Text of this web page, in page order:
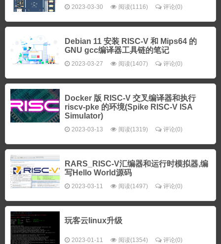
2023-03-30 阅读(1116) 评论(0)
Debian 11 安装 RISC-V 和 Mips64 的
GNU gcc编译器工具链的笔记
2023-03-27 阅读(1407) 评论(0)
Docker 版 RISC-V 交叉编译器和执行
riscv-pke 的环境(Spike RISC-V ISA
Simulator)
2023-03-13 阅读(1319) 评论(0)
RARS_RISC-V汇编器和运行时模拟器,编
写Hello World源码
2023-03-11 阅读(1497) 评论(0)
玩客云linux升级
2023-01-11 阅读(1354) 评论(0)